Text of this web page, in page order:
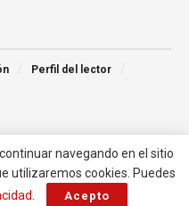
Perfil del lector
navegando en el sitio
utilizaremos cookies. Puedes
Acepto